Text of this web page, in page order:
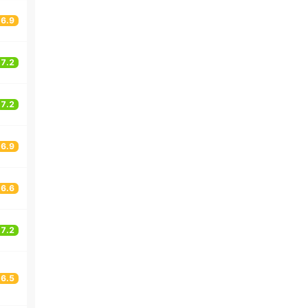
6.9
7.2
7.2
6.9
6.6
7.2
6.5